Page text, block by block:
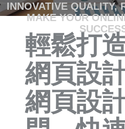
INNOVATIVE QUALITY,
MAKE YOUR
輕鬆打
網頁設
網頁設